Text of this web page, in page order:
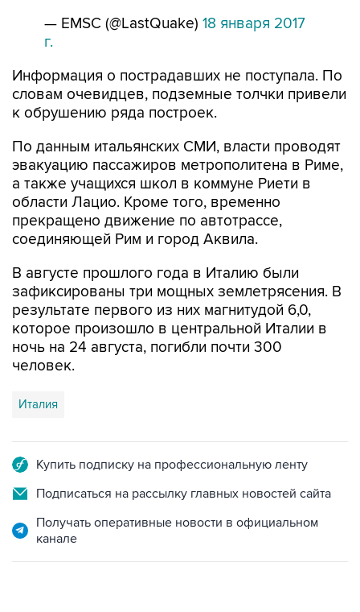
— EMSC (@LastQuake) 18 января 2017
г.
Информация о пострадавших не поступала. По
словам очевидцев, подземные толчки привели
к обрушению ряда построек.
По данным итальянских СМИ, власти проводят
эвакуацию пассажиров метрополитена в Риме,
а также учащихся школ в коммуне Риети в
области Лацио. Кроме того, временно
прекращено движение по автотрассе,
соединяющей Рим и город Аквила.
В августе прошлого года в Италию были
зафиксированы три мощных землетрясения. В
результате первого из них магнитудой 6,0,
которое произошло в центральной Италии в
ночь на 24 августа, погибли почти 300
человек.
Италия
Купить подписку на профессиональную ленту
Подписаться на рассылку главных новостей сайта
Получать оперативные новости в официальном
канале